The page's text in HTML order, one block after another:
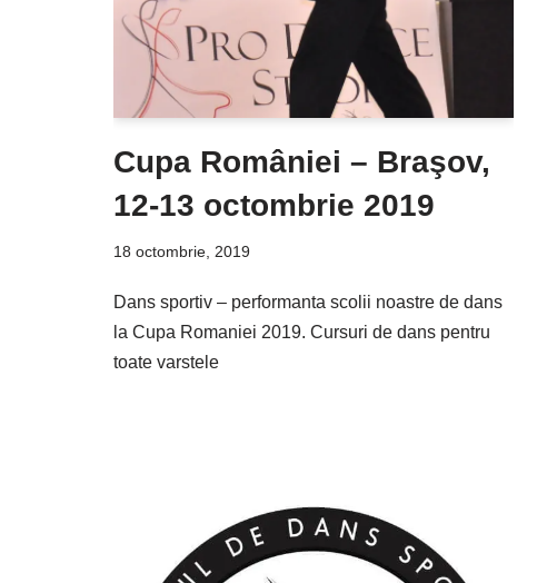
Cupa României – Braşov,
12-13 octombrie 2019
18 octombrie, 2019
Dans sportiv – performanta scolii noastre de dans
la Cupa Romaniei 2019. Cursuri de dans pentru
toate varstele